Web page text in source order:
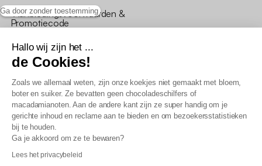
Ga door zonder toestemming
Hallo wij zijn het ...
de Cookies!
Zoals we allemaal weten, zijn onze koekjes niet gemaakt met bloem,
boter en suiker. Ze bevatten geen chocoladeschilfers of
macadamianoten. Aan de andere kant zijn ze super handig om je
gerichte inhoud en reclame aan te bieden en om bezoekersstatistieken
bij te houden.
Ga je akkoord om ze te bewaren?
Lees het privacybeleid
*Aanbiedingsvoorwaarden &
Promotiecode
Algemene verkoopsvoorwaarden
AV loyaliteitsprogramma
Beleid persoonsgegevens
Verklaring inzake toegankelijkheid